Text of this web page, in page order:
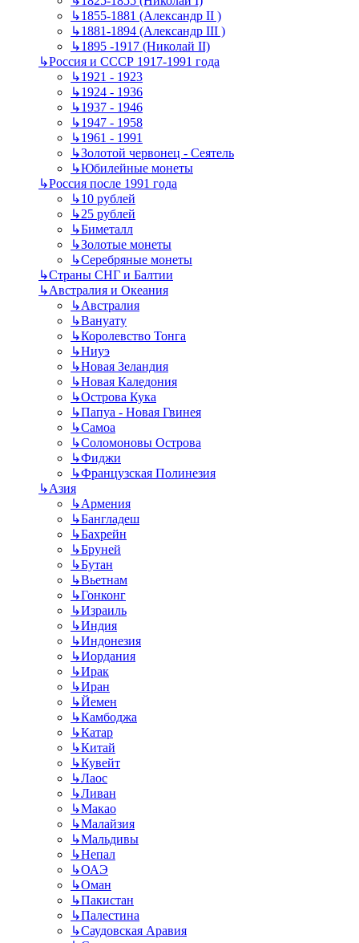
↳1855-1881 (Александр II )
↳1881-1894 (Александр III )
↳1895 -1917 (Николай II)
↳Россия и СССР 1917-1991 года
↳1921 - 1923
↳1924 - 1936
↳1937 - 1946
↳1947 - 1958
↳1961 - 1991
↳Золотой червонец - Сеятель
↳Юбилейные монеты
↳Россия после 1991 года
↳10 рублей
↳25 рублей
↳Биметалл
↳Золотые монеты
↳Серебряные монеты
↳Страны СНГ и Балтии
↳Австралия и Океания
↳Австралия
↳Вануату
↳Королевство Тонга
↳Ниуэ
↳Новая Зеландия
↳Новая Каледония
↳Острова Кука
↳Папуа - Новая Гвинея
↳Самоа
↳Соломоновы Острова
↳Фиджи
↳Французская Полинезия
↳Азия
↳Армения
↳Бангладеш
↳Бахрейн
↳Бруней
↳Бутан
↳Вьетнам
↳Гонконг
↳Израиль
↳Индия
↳Индонезия
↳Иордания
↳Ирак
↳Иран
↳Йемен
↳Камбоджа
↳Катар
↳Китай
↳Кувейт
↳Лаос
↳Ливан
↳Макао
↳Малайзия
↳Мальдивы
↳Непал
↳ОАЭ
↳Оман
↳Пакистан
↳Палестина
↳Саудовская Аравия